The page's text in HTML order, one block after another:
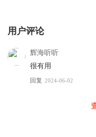
用户评论
辉海听听
很有用
回复 2024-06-02